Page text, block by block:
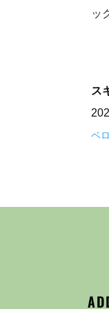
ッ
ス
ベ